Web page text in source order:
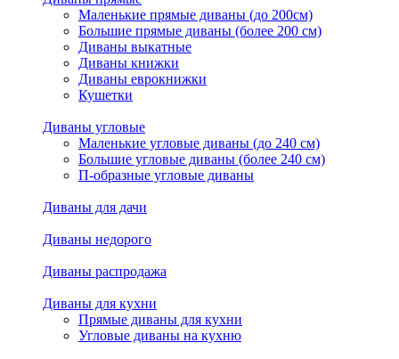
Маленькие прямые диваны (до 200см)
Большие прямые диваны (более 200 см)
Диваны выкатные
Диваны книжки
Диваны еврокнижки
Кушетки
Диваны угловые
Маленькие угловые диваны (до 240 см)
Большие угловые диваны (более 240 см)
П-образные угловые диваны
Диваны для дачи
Диваны недорого
Диваны распродажа
Диваны для кухни
Прямые диваны для кухни
Угловые диваны на кухню